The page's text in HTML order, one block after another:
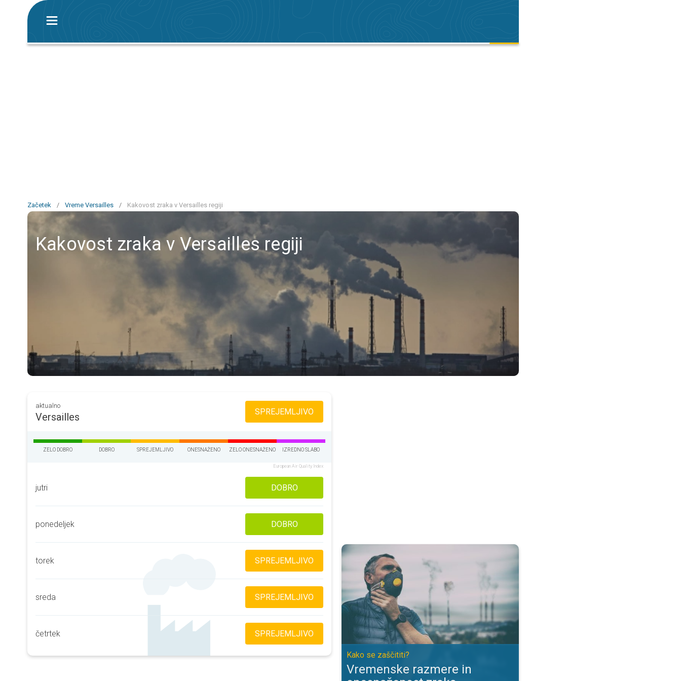
Začetek / Vreme Versailles / Kakovost zraka v Versailles regiji
Kakovost zraka v Versailles regiji
aktualno
Versailles SPREJEMLJIVO
ZELO DOBRO DOBRO SPREJEMLJIVO ONESNAŽENO ZELO ONESNAŽENO IZREDNO SLABO
European Air Quality Index
jutri DOBRO
ponedeljek DOBRO
torek SPREJEMLJIVO
sreda SPREJEMLJIVO
četrtek SPREJEMLJIVO
Vremenske razmere in onesnaženost zraka. Kako se zaščititi?. . .
Kako se zaščititi?
Vremenske razmere in